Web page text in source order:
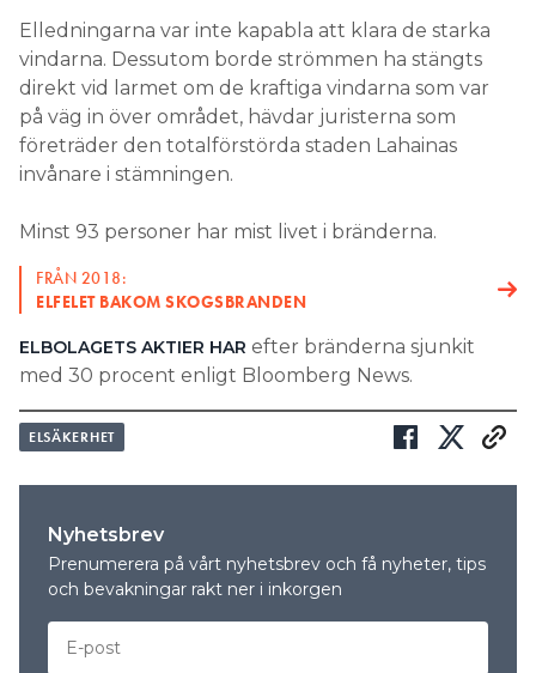
Elledningarna var inte kapabla att klara de starka
vindarna. Dessutom borde strömmen ha stängts
direkt vid larmet om de kraftiga vindarna som var
på väg in över området, hävdar juristerna som
företräder den totalförstörda staden Lahainas
invånare i stämningen.
Minst 93 personer har mist livet i bränderna.
FRÅN 2018:
ELFELET BAKOM SKOGSBRANDEN
ELBOLAGETS AKTIER HAR efter bränderna sjunkit
med 30 procent enligt Bloomberg News.
ELSÄKERHET
Nyhetsbrev
Prenumerera på vårt nyhetsbrev och få nyheter, tips
och bevakningar rakt ner i inkorgen